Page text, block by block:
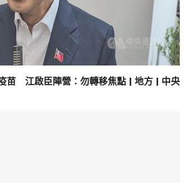
苗 江啟臣陣營：勿轉移焦點 | 地方 | 中央